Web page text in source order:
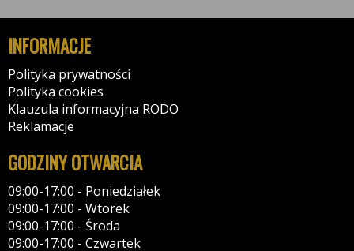
INFORMACJE
Polityka prywatności
Polityka cookies
Klauzula informacyjna RODO
Reklamacje
GODZINY OTWARCIA
09:00-17:00 - Poniedziałek
09:00-17:00 - Wtorek
09:00-17:00 - Środa
09:00-17:00 - Czwartek